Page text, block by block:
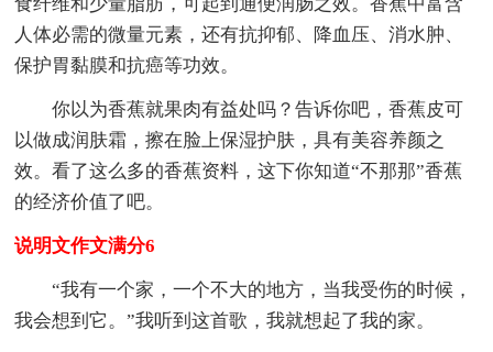
人体必需的微量元素，还有抗抑郁、降血压、消水肿、
保护胃黏膜和抗癌等功效。
你以为香蕉就果肉有益处吗？告诉你吧，香蕉皮可
以做成润肤霜，擦在脸上保湿护肤，具有美容养颜之
效。看了这么多的香蕉资料，这下你知道“不那那”香蕉
的经济价值了吧。
说明文作文满分6
“我有一个家，一个不大的地方，当我受伤的时候，
我会想到它。”我听到这首歌，我就想起了我的家。